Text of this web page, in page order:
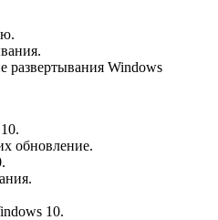
развертывания Windows
обновление.
10.